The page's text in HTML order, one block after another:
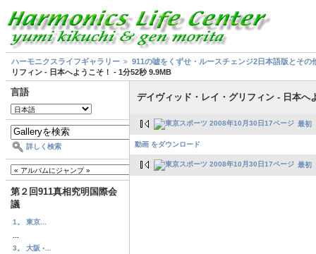
ハーモニクスライフギャラリー
911の嘘をくずせ・ルースチェンジ2日本語版とその
リフィン - 日本へようこそ！ - 1分52秒 9.9MB
言語
詳しく検索
第２回911真相究明国際会
議
1。 東京...
3。 大阪 ◦...
デイヴィッド・レイ・グリフィン - 日本へ
最初
動画 をダウンロード
最初